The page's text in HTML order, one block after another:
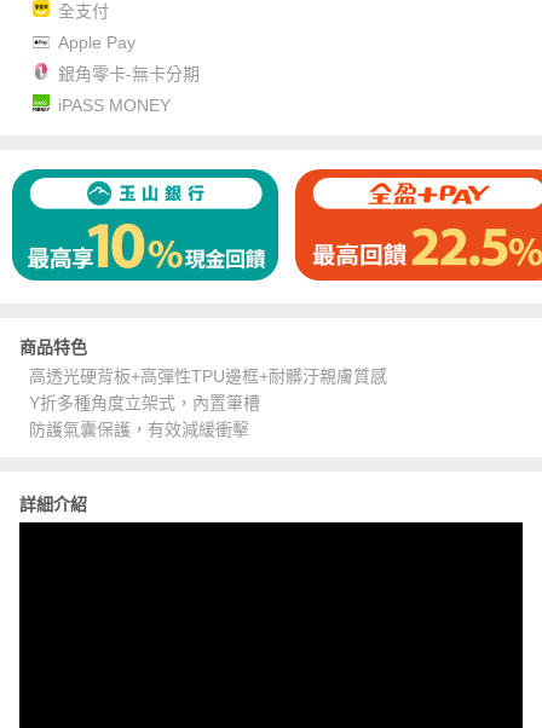
全支付
Apple Pay
銀角零卡-無卡分期
iPASS MONEY
商品特色
高透光硬背板+高彈性TPU邊框+耐髒汙親膚質感
Y折多種角度立架式，內置筆槽
防護氣囊保護，有效減緩衝擊
詳細介紹